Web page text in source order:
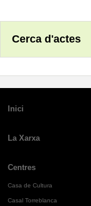
Cerca d'actes
Inici
La Xarxa
Centres
Casa de Cultura
Casal Torreblanca